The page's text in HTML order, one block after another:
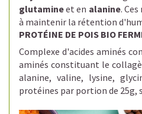
glutamineet en alanine.
à maintenir la rétention
PROTÉINE DE POIS BIO
Complexe d'acides aminés
aminés constituant le
alanine, valine, lysine,
protéines par portion de 25g,